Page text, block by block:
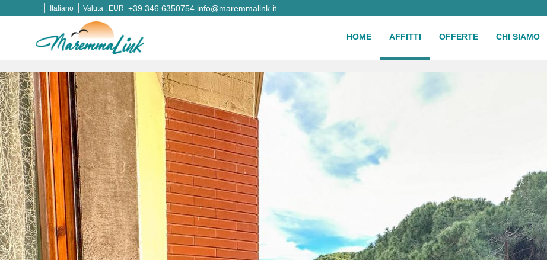
Italiano Valuta : EUR +39 346 6350754 info@maremmalink.it
HOME AFFITTI OFFERTE CHI SIAMO